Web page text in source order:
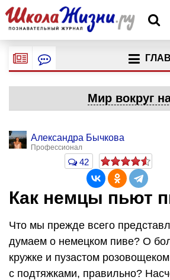
Мир вокруг
Александра Бычкова
Профессионал
42
Как немцы пьют
Что мы прежде всего
думаем о немецком пиве? О
кружке и пузастом
с подтяжками, правильно?